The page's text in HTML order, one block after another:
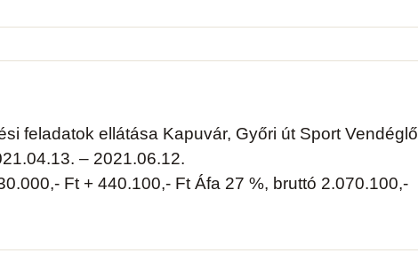
feladatok ellátása Kapuvár, Győri út Sport Vendéglő
– 2021.06.12.
Ft + 440.100,- Ft Áfa 27 %, bruttó 2.070.100,-